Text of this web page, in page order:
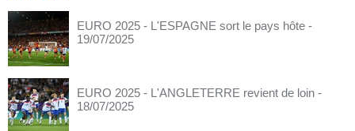
EURO 2025 - L'ESPAGNE sort le pays hôte -
19/07/2025
EURO 2025 - L'ANGLETERRE revient de loin -
18/07/2025